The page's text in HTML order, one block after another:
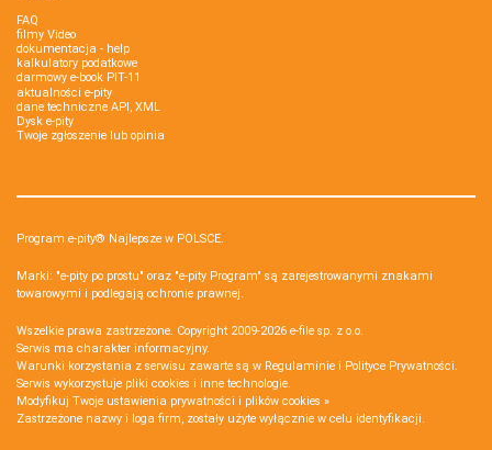
FAQ
filmy Video
dokumentacja - help
kalkulatory podatkowe
darmowy e-book PIT-11
aktualności e-pity
dane techniczne API, XML
Dysk e-pity
Twoje zgłoszenie lub opinia
Program e-pity® Najlepsze w POLSCE.
Marki: "e-pity po prostu" oraz "e-pity Program" są zarejestrowanymi znakami
towarowymi i podlegają ochronie prawnej.
Wszelkie prawa zastrzeżone. Copyright 2009-2026 e-file sp. z o.o.
Serwis ma charakter informacyjny.
Warunki korzystania z serwisu zawarte są w Regulaminie i Polityce Prywatności.
Serwis wykorzystuje pliki cookies i inne technologie.
Modyfikuj Twoje ustawienia prywatności i plików cookies »
Zastrzeżone nazwy i loga firm, zostały użyte wyłącznie w celu identyfikacji.